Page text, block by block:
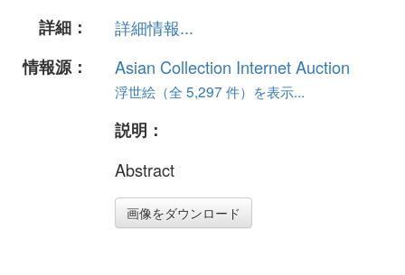
詳細：
詳細情報...
情報源：
Asian Collection Internet Auction
浮世絵（全 5,297 件）を表示...
説明：
Abstract
画像をダウンロード